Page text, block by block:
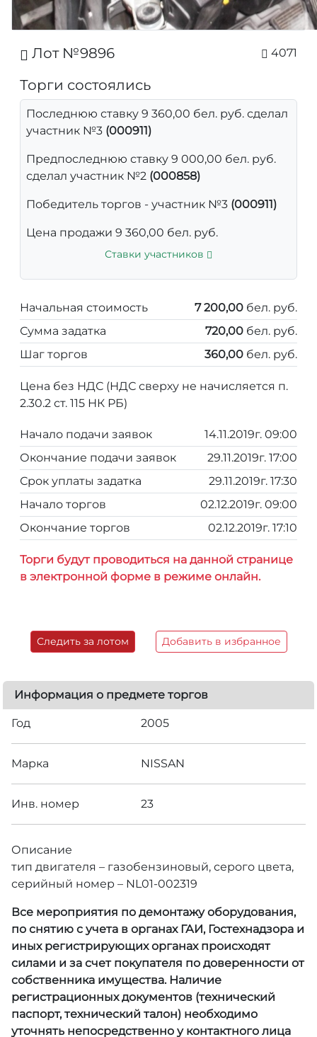
Лот №9896 4071
Торги состоялись
Последнюю ставку 9 360,00 бел. руб. сделал
участник №3 (000911)
Предпоследнюю ставку 9 000,00 бел. руб.
сделал участник №2 (000858)
Победитель торгов - участник №3 (000911)
Цена продажи 9 360,00 бел. руб.
Ставки участников
Начальная стоимость 7 200,00 бел. руб.
Сумма задатка
720,00 бел. руб.
Шаг торгов
360,00 бел. руб.
Цена без НДС (НДС сверху не начисляется п.
2.30.2 ст. 115 НК РБ)
Начало подачи заявок
14.11.2019г. 09:00
Окончание подачи заявок
29.11.2019г. 17:00
Срок уплаты задатка
29.11.2019г. 17:30
Начало торгов
02.12.2019г. 09:00
Окончание торгов
02.12.2019г. 17:10
Торги будут проводиться на данной странице
в электронной форме в режиме онлайн.
Следить за лотом Добавить в избранное
Информация о предмете торгов
Год 2005
Марка NISSAN
Инв. номер 23
Описание
тип двигателя – газобензиновый, серого цвета,
серийный номер – NL01-002319
Все мероприятия по демонтажу оборудования,
по снятию с учета в органах ГАИ, Гостехнадзора и
иных регистрирующих органах происходят
силами и за счет покупателя по доверенности от
собственника имущества. Наличие
регистрационных документов (технический
паспорт, технический талон) необходимо
уточнять непосредственно у контактного лица